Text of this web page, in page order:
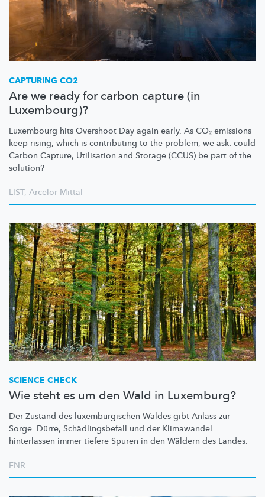
CAPTURING CO2
Are we ready for carbon capture (in
Luxembourg)?
Luxembourg hits Overshoot Day again early. As CO₂ emissions
keep rising, which is contributing to the problem, we ask: could
Carbon Capture, Utilisation and Storage (CCUS) be part of the
solution?
LIST, Arcelor Mittal
SCIENCE CHECK
Wie steht es um den Wald in Luxemburg?
Der Zustand des luxemburgischen Waldes gibt Anlass zur
Sorge. Dürre, Schädlingsbefall und der Klimawandel
hinterlassen immer tiefere Spuren in den Wäldern des Landes.
FNR